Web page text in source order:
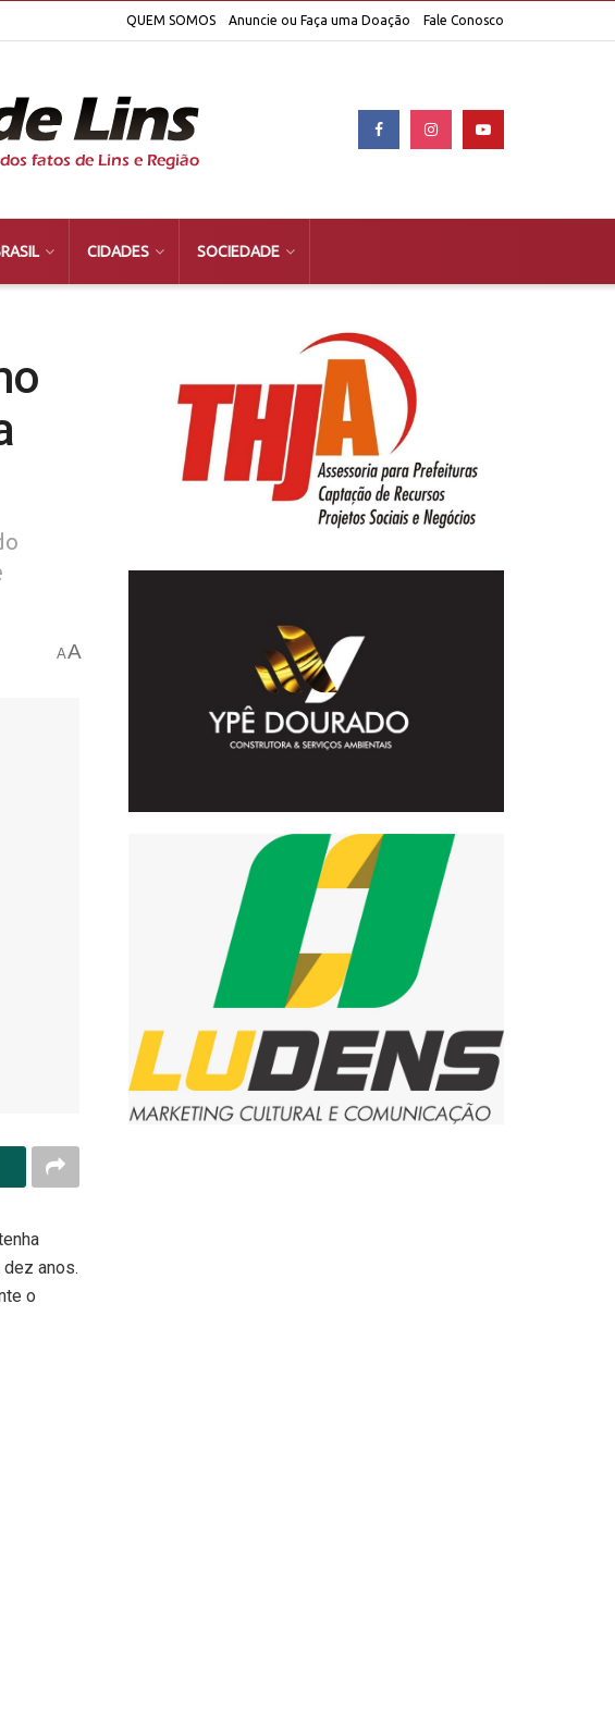
QUEM SOMOS Anuncie ou Faça uma Doação Fale Conosco
CIDADES SOCIEDADE
AA
anos.
o